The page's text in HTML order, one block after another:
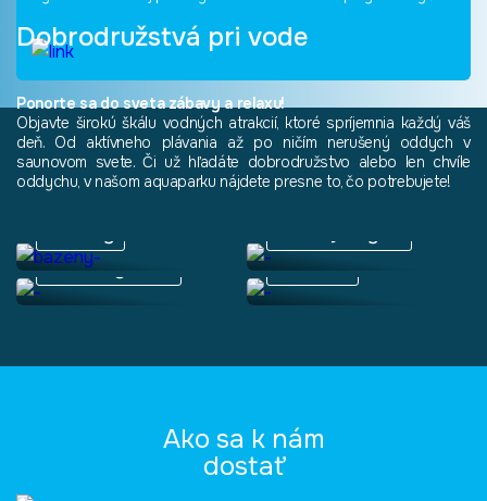
Dobrodružstvá pri vode
Ponorte sa do sveta zábavy a relaxu!
Objavte širokú škálu vodných atrakcií, ktoré spríjemnia každý váš
deň. Od aktívneho plávania až po ničím nerušený oddych v
saunovom svete. Či už hľadáte dobrodružstvo alebo len chvíle
oddychu, v našom aquaparku nájdete presne to, čo potrebujete!
Saunový svet
Pre deti
Ako sa k nám
dostať